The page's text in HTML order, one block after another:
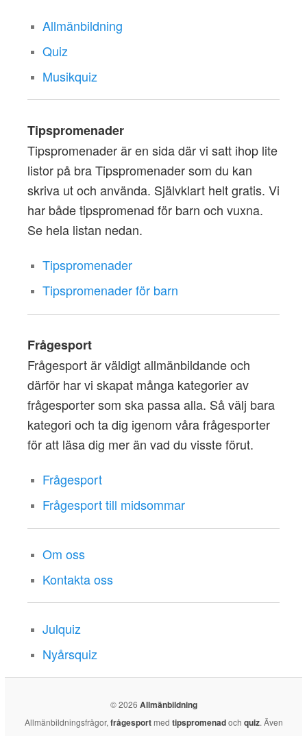
Allmänbildning
Quiz
Musikquiz
Tipspromenader
Tipspromenader är en sida där vi satt ihop lite
listor på bra Tipspromenader som du kan
skriva ut och använda. Självklart helt gratis. Vi
har både tipspromenad för barn och vuxna.
Se hela listan nedan.
Tipspromenader
Tipspromenader för barn
Frågesport
Frågesport är väldigt allmänbildande och
därför har vi skapat många kategorier av
frågesporter som ska passa alla. Så välj bara
kategori och ta dig igenom våra frågesporter
för att läsa dig mer än vad du visste förut.
Frågesport
Frågesport till midsommar
Om oss
Kontakta oss
Julquiz
Nyårsquiz
© 2026 Allmänbildning
Allmänbildningsfrågor, frågesportmed tipspromenadoch quiz. Även